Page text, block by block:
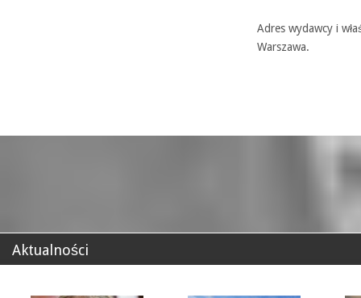
Adres wydawcy i
Warszawa.
Aktualności